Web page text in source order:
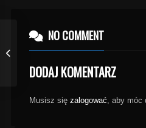
NO COMMENT
DODAJ KOMENTARZ
Musisz się zalogować, aby móc